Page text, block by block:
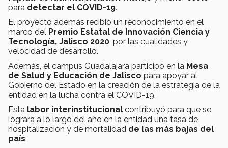
para detectar el COVID-19.
El proyecto además recibió un reconocimiento en el
marco del Premio Estatal de Innovación Ciencia y
Tecnología, Jalisco 2020, por las cualidades y
velocidad de desarrollo.
Además, el campus Guadalajara participó en la Mesa
de Salud y Educación de Jalisco para apoyar al
Gobierno del Estado en la creación de la estrategia de la
entidad en la lucha contra el COVID-19.
Esta labor interinstitucional contribuyó para que se
lograra a lo largo del año en la entidad una tasa de
hospitalización y de mortalidad de las más bajas del
país.